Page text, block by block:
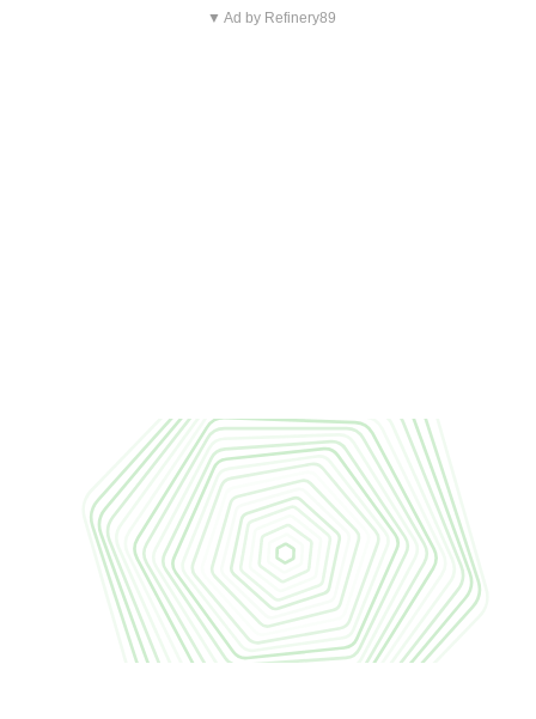
▼ Ad by Refinery89